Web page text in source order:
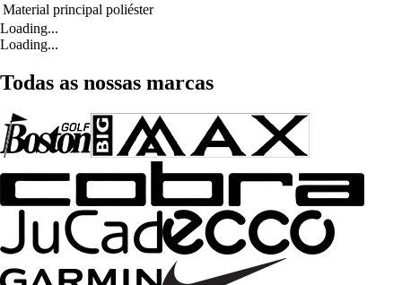
Material principal poliéster
Loading...
Loading...
Todas as nossas marcas